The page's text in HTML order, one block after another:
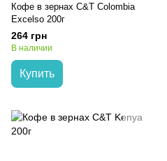
Кофе в зернах C&T Colombia
Excelso 200г
264 грн
В наличии
Купить